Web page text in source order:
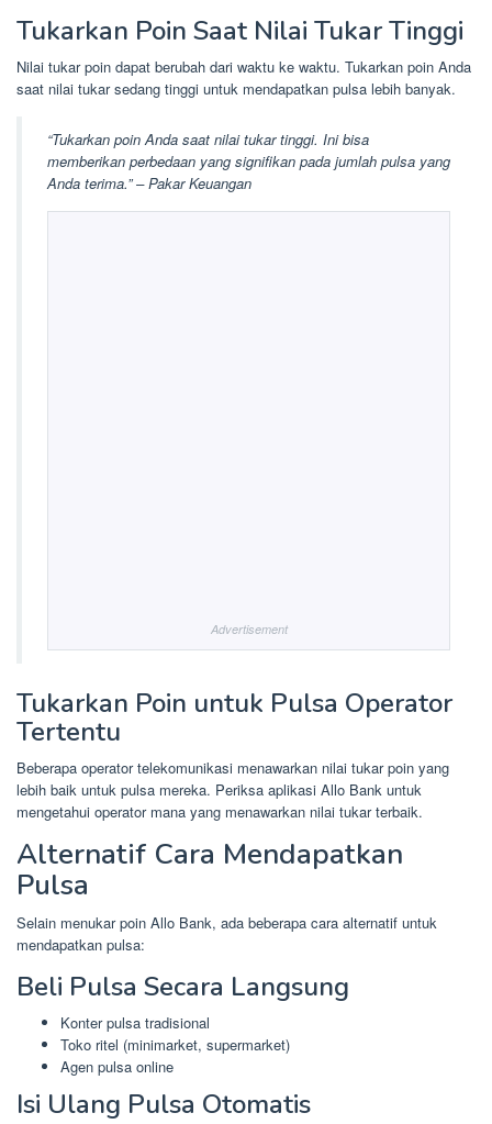
Tukarkan Poin Saat Nilai Tukar Tinggi
Nilai tukar poin dapat berubah dari waktu ke waktu. Tukarkan poin Anda
saat nilai tukar sedang tinggi untuk mendapatkan pulsa lebih banyak.
“Tukarkan poin Anda saat nilai tukar tinggi. Ini bisa
memberikan perbedaan yang signifikan pada jumlah pulsa yang
Anda terima.” – Pakar Keuangan
Advertisement
Tukarkan Poin untuk Pulsa Operator
Tertentu
Beberapa operator telekomunikasi menawarkan nilai tukar poin yang
lebih baik untuk pulsa mereka. Periksa aplikasi Allo Bank untuk
mengetahui operator mana yang menawarkan nilai tukar terbaik.
Alternatif Cara Mendapatkan
Pulsa
Selain menukar poin Allo Bank, ada beberapa cara alternatif untuk
mendapatkan pulsa:
Beli Pulsa Secara Langsung
Konter pulsa tradisional
Toko ritel (minimarket, supermarket)
Agen pulsa online
Isi Ulang Pulsa Otomatis